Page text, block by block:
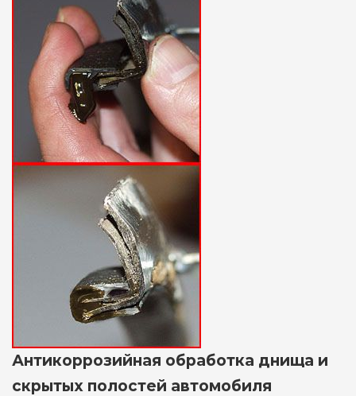
Антикоррозийная обработка днища и
скрытых полостей автомобиля